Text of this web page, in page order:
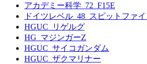
アカデミー科学_72_F15E
ドイツレベル_48_スピットファ
HGUC_リゲルグ
HG_マジンガーZ
HGUC_サイコガンダム
HGUC_ザクマリナー